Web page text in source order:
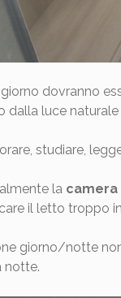
giorno dovranno
dalla luce
studiare,
la
il letto troppo
giorno/notte
notte.